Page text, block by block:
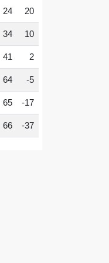
24 20
34 10
41 2
64 -5
65 -17
66 -37